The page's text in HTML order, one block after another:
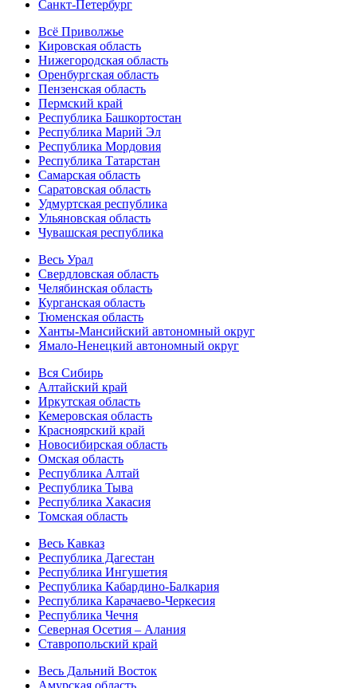
Санкт-Петербург
Всё Приволжье
Кировская область
Нижегородская область
Оренбургская область
Пензенская область
Пермский край
Республика Башкортостан
Республика Марий Эл
Республика Мордовия
Республика Татарстан
Самарская область
Саратовская область
Удмуртская республика
Ульяновская область
Чувашская республика
Весь Урал
Свердловская область
Челябинская область
Курганская область
Тюменская область
Ханты-Мансийский автономный округ
Ямало-Ненецкий автономный округ
Вся Сибирь
Алтайский край
Иркутская область
Кемеровская область
Красноярский край
Новосибирская область
Омская область
Республика Алтай
Республика Тыва
Республика Хакасия
Томская область
Весь Кавказ
Республика Дагестан
Республика Ингушетия
Республика Кабардино-Балкария
Республика Карачаево-Черкесия
Республика Чечня
Северная Осетия – Алания
Ставропольский край
Весь Дальний Восток
Амурская область